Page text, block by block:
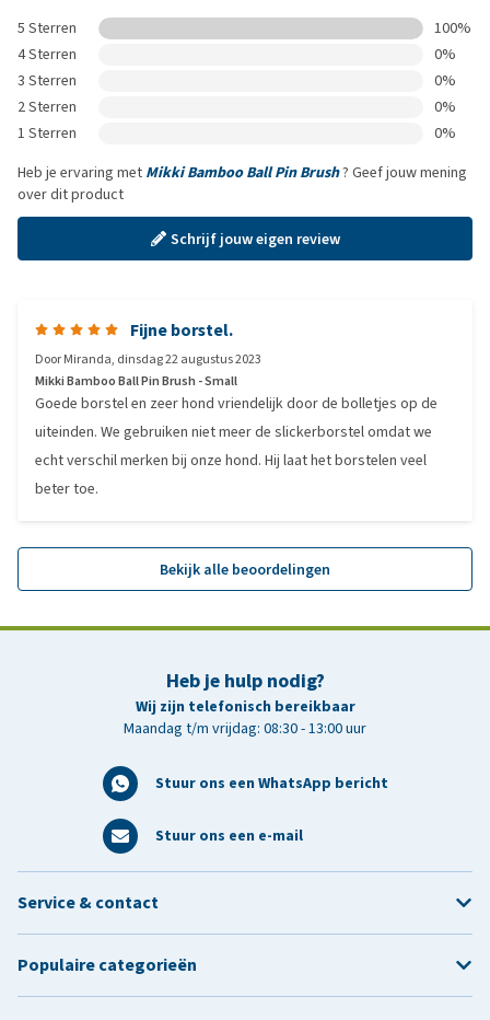
5 Sterren
100%
4 Sterren
0%
3 Sterren
0%
2 Sterren
0%
1 Sterren
0%
Heb je ervaring met Mikki Bamboo Ball Pin Brush? Geef jouw mening
over dit product
Schrijf jouw eigen review
Fijne borstel.
DoorMiranda, dinsdag 22 augustus 2023
Mikki Bamboo Ball Pin Brush - Small
Goede borstel en zeer hond vriendelijk door de bolletjes op de
uiteinden. We gebruiken niet meer de slickerborstel omdat we
echt verschil merken bij onze hond. Hij laat het borstelen veel
beter toe.
Bekijk alle beoordelingen
Heb je hulp nodig?
Wij zijn telefonisch bereikbaar
Maandag t/m vrijdag: 08:30 - 13:00 uur
Stuur ons een WhatsApp bericht
Stuur ons een e-mail
Service & contact
Populaire categorieën